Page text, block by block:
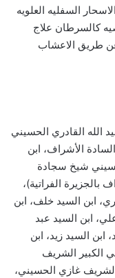
السفليه العلويه
كالسرطان علاج
طريق الاعشاب
الله القادري الحسيني
الأشراف، ابن
شيخ سجادة
بالجزيرة الفراتية)،
ابن السيد خلف، ابن
ابن السيد عبد
ابن السيد زيد، ابن
الكبير الشريف
غازي الحسيني،